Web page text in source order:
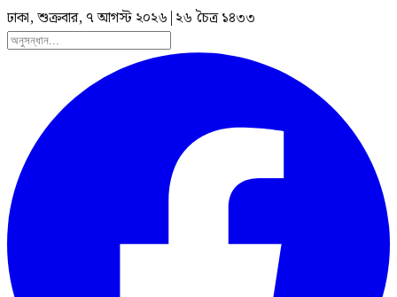
ঢাকা, শুক্রবার, ৭ আগস্ট ২০২৬ | ২৬ চৈত্র ১৪৩৩